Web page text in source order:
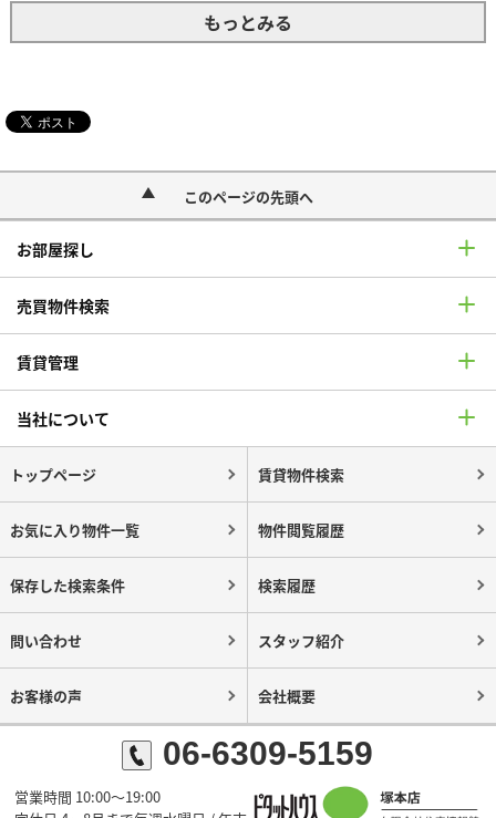
もっとみる
このページの先頭へ
お部屋探し
売買物件検索
賃貸管理
当社について
トップページ 賃貸物件検索
お気に入り物件一覧 物件閲覧履歴
保存した検索条件 検索履歴
問い合わせ スタッフ紹介
お客様の声 会社概要
06-6309-5159
営業時間 10:00～19:00